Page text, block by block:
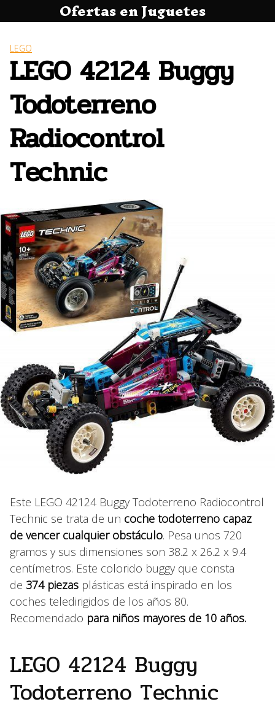
al
Ofertas en Juguetes
LEGO
LEGO 42124 Buggy
Todoterreno
Radiocontrol
Technic
Este LEGO 42124 Buggy Todoterreno Radiocontrol
Technic se trata de un coche todoterreno capaz
de vencer cualquier obstáculo. Pesa unos 720
gramos y sus dimensiones son 38.2 x 26.2 x 9.4
centímetros. Este colorido buggy que consta
de 374 piezas plásticas está inspirado en los
coches teledirigidos de los años 80.
Recomendado para niños mayores de 10 años.
LEGO 42124 Buggy
Todoterreno Technic